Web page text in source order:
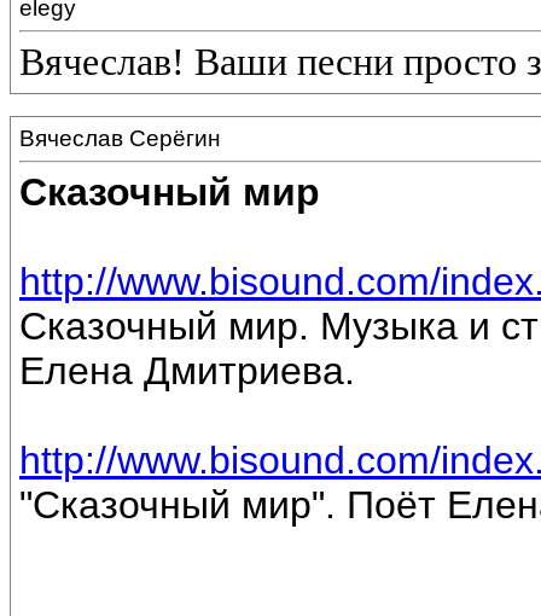
elegy
Вячеслав! Ваши песни просто
Вячеслав Серёгин
Сказочный мир
http://www.bisound.com/
Сказочный мир. Музыка и
Елена Дмитриева.
http://www.bisound.com/
"Сказочный мир". Поёт